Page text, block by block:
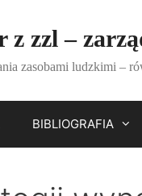
z zzl –
zasobami ludzkimi –
BIBLIOGRAFIA